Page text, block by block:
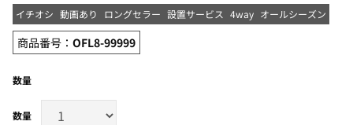
イチオシ 動画あり ロングセラー 設置サービス 4way オールシーズン
商品番号： OFL8-99999
数量